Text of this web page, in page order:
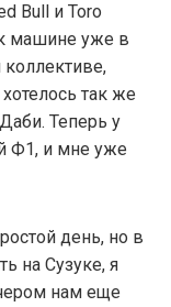
Bull и Toro
машине уже в
так же
Теперь у
Ф1, и мне уже
день, но в
на Сузуке, я
нам еще